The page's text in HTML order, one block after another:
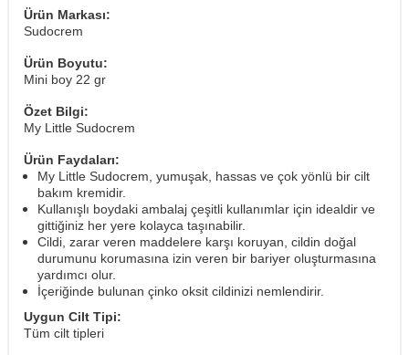
Ürün Markası:
Sudocrem
Ürün Boyutu:
Mini boy 22 gr
Özet Bilgi:
My Little Sudocrem
Ürün Faydaları:
My Little Sudocrem, yumuşak, hassas ve çok yönlü bir cilt
bakım kremidir.
Kullanışlı boydaki ambalaj çeşitli kullanımlar için idealdir ve
gittiğiniz her yere kolayca taşınabilir.
Cildi, zarar veren maddelere karşı koruyan, cildin doğal
durumunu korumasına izin veren bir bariyer oluşturmasına
yardımcı olur.
İçeriğinde bulunan çinko oksit cildinizi nemlendirir.
Uygun Cilt Tipi:
Tüm cilt tipleri